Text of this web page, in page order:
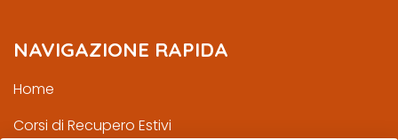
NAVIGAZIONE RAPIDA
Home
Corsi di Recupero Estivi